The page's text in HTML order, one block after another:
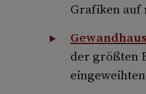
Grafiken auf
Gewandhaus
der größten